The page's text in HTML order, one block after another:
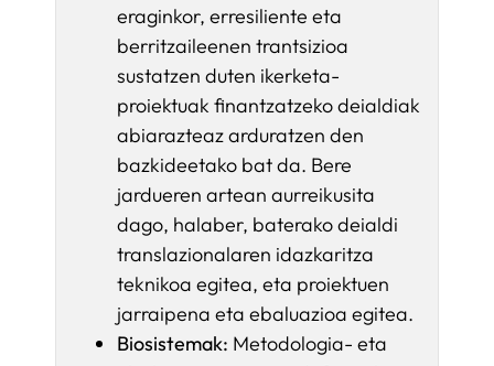
eraginkor, erresiliente eta
berritzaileenen trantsizioa
sustatzen duten ikerketa-
proiektuak finantzatzeko deialdiak
abiarazteaz arduratzen den
bazkideetako bat da. Bere
jardueren artean aurreikusita
dago, halaber, baterako deialdi
translazionalaren idazkaritza
teknikoa egitea, eta proiektuen
jarraipena eta ebaluazioa egitea.
Biosistemak: Metodologia- eta